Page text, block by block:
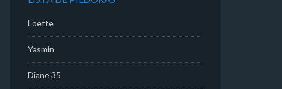
Loette
Yasmin
Diane 35